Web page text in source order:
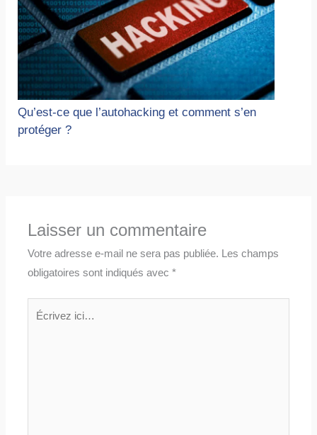
Qu’est-ce que l’autohacking et comment s’en
protéger ?
Laisser un commentaire
Votre adresse e-mail ne sera pas publiée.
Les champs
obligatoires sont indiqués avec*